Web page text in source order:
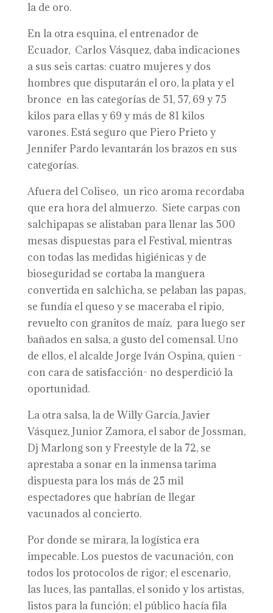
la de oro.
En la otra esquina, el entrenador de
Ecuador, Carlos Vásquez, daba indicaciones
a sus seis cartas: cuatro mujeres y dos
hombres que disputarán el oro, la plata y el
bronce en las categorías de 51, 57, 69 y 75
kilos para ellas y 69 y más de 81 kilos
varones. Está seguro que Piero Prieto y
Jennifer Pardo levantarán los brazos en sus
categorías.
Afuera del Coliseo, un rico aroma recordaba
que era hora del almuerzo. Siete carpas con
salchipapas se alistaban para llenar las 500
mesas dispuestas para el Festival, mientras
con todas las medidas higiénicas y de
bioseguridad se cortaba la manguera
convertida en salchicha, se pelaban las papas,
se fundía el queso y se maceraba el ripio,
revuelto con granitos de maíz, para luego ser
bañados en salsa, a gusto del comensal. Uno
de ellos, el alcalde Jorge Iván Ospina, quien -
con cara de satisfacción- no desperdició la
oportunidad.
La otra salsa, la de Willy García, Javier
Vásquez, Junior Zamora, el sabor de Jossman,
Dj Marlong son y Freestyle de la 72, se
aprestaba a sonar en la inmensa tarima
dispuesta para los más de 25 mil
espectadores que habrían de llegar
vacunados al concierto.
Por donde se mirara, la logística era
impecable. Los puestos de vacunación, con
todos los protocolos de rigor; el escenario,
las luces, las pantallas, el sonido y los artistas,
listos para la función; el público hacía fila